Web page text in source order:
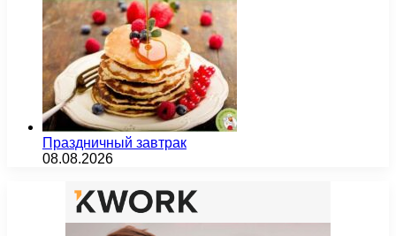
Праздничный завтрак
08.08.2026